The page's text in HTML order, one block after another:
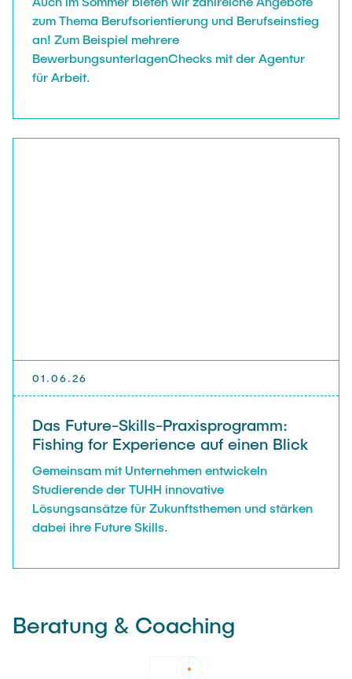
zum Thema Berufsorientierung und Berufseinstieg
an! Zum Beispiel mehrere
BewerbungsunterlagenChecks mit der Agentur
für Arbeit.
01.06.26
Das Future-Skills-Praxisprogramm:
Fishing for Experience auf einen Blick
Gemeinsam mit Unternehmen entwickeln
Studierende der TUHH innovative
Lösungsansätze für Zukunftsthemen und stärken
dabei ihre Future Skills.
Beratung & Coaching